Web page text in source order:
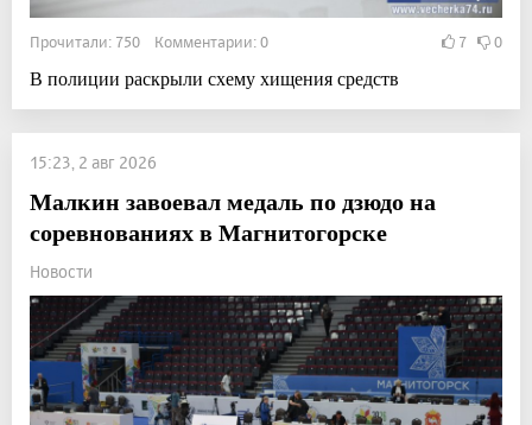
Прочитали: 750 Комментарии: 0 7 0
В полиции раскрыли схему хищения средств
15:23, 2 авг 2026
Малкин завоевал медаль по дзюдо на
соревнованиях в Магнитогорске
Новости